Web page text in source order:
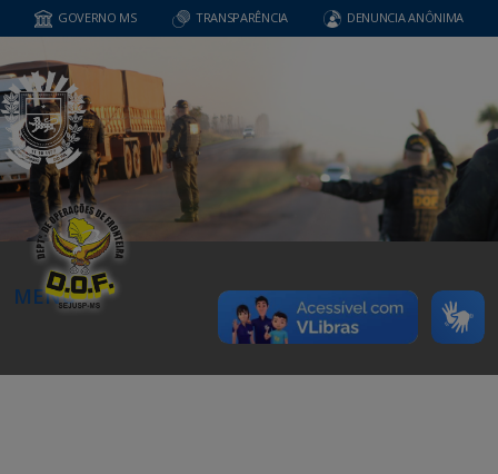
GOVERNO MS TRANSPARÊNCIA DENUNCIA ANÔNIMA
MENU